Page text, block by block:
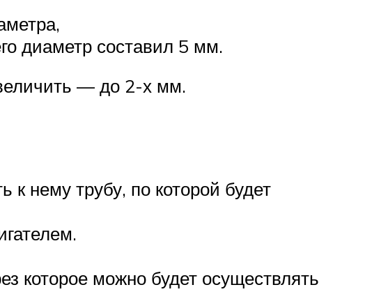
диаметр составил 5 мм.
— до 2-х мм.
нему трубу, по которой будет
которое можно будет осуществлять